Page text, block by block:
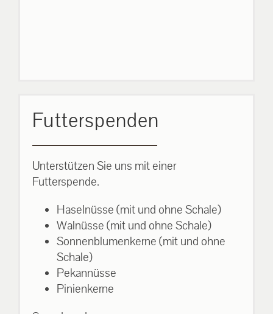
Futterspenden
Unterstützen Sie uns mit einer
Futterspende.
Haselnüsse (mit und ohne Schale)
Walnüsse (mit und ohne Schale)
Sonnenblumenkerne (mit und ohne
Schale)
Pekannüsse
Pinienkerne